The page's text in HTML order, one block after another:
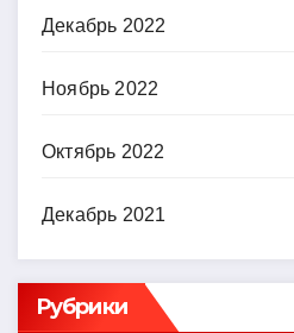
Декабрь 2022
Ноябрь 2022
Октябрь 2022
Декабрь 2021
Рубрики